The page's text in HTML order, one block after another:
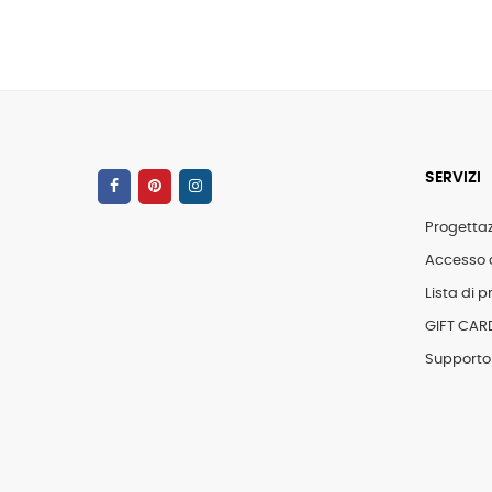
SERVIZI
Accesso
Lista di
GIFT